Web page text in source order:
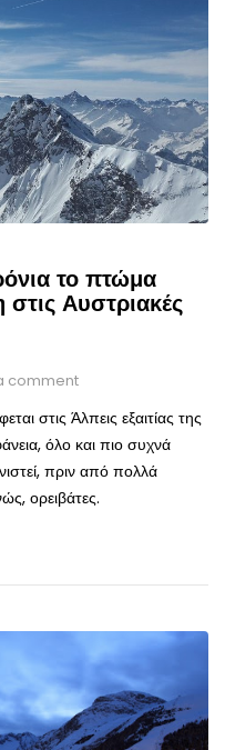
το πτώμα
στις Αυστριακές
comment
στις Άλπεις εξαιτίας της
όλο και πιο συχνά
πριν από πολλά
ορειβάτες.